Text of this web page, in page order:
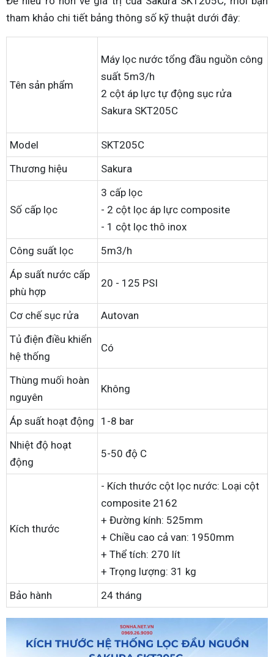
tham khảo chi tiết bảng thông số kỹ thuật dưới đây:
Tên sản phẩm
Máy lọc nước tổng đầu nguồn công
suất 5m3/h
2 cột áp lực tự động sục rửa
Sakura SKT205C
Model
SKT205C
Thương hiệu
Sakura
Số cấp lọc
3 cấp lọc
- 2 cột lọc áp lực composite
- 1 cột lọc thô inox
Công suất lọc
5m3/h
Áp suất nước cấp
phù hợp
20 - 125 PSI
Cơ chế sục rửa
Autovan
Tủ điện điều khiển
hệ thống
Có
Thùng muối hoàn
nguyên
Không
Áp suất hoạt động
1-8 bar
Nhiệt độ hoạt
động
5-50 độ C
Kích thước
- Kích thước cột lọc nước: Loại cột
composite 2162
+ Đường kính: 525mm
+ Chiều cao cả van: 1950mm
+ Thể tích: 270 lít
+ Trọng lượng: 31 kg
Bảo hành
24 tháng